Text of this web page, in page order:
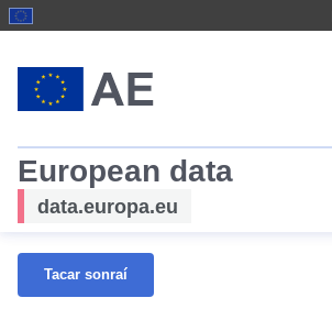
European data
data.europa.eu
Tacar sonraí